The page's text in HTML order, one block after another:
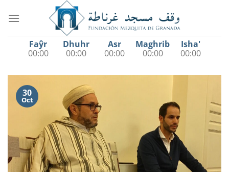
Faŷr
00:00
Dhuhr
00:00
Asr
00:00
Maghrib
00:00
Isha'
00:00
30
Oct